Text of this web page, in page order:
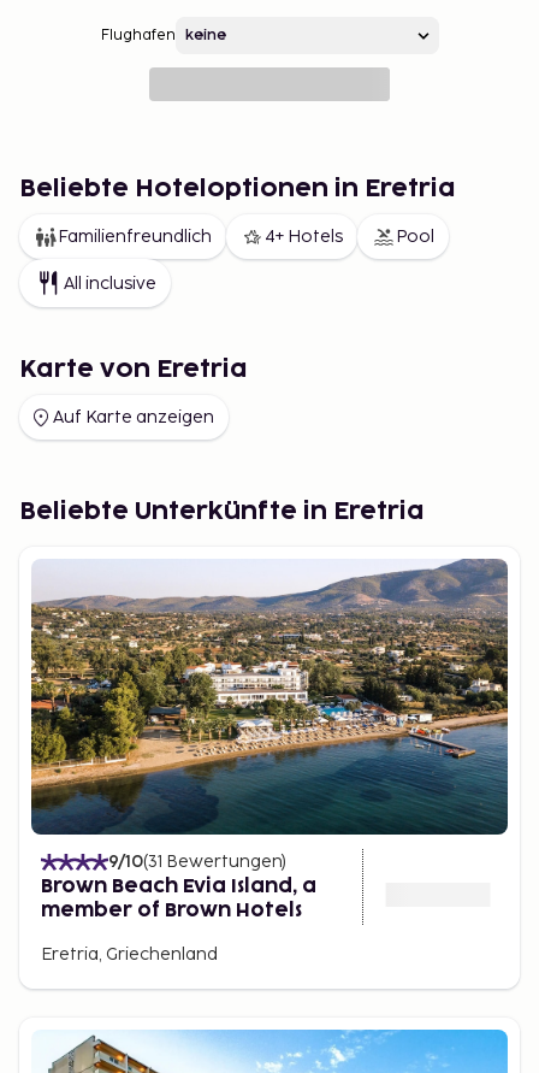
Flughafen
Beliebte Hoteloptionen in Eretria
Familienfreundlich 4+ Hotels Pool
All inclusive
Karte von Eretria
Auf Karte anzeigen
Beliebte Unterkünfte in Eretria
9/10(31 Bewertungen)
Brown Beach Evia Island, a
member of Brown Hotels
Eretria, Griechenland